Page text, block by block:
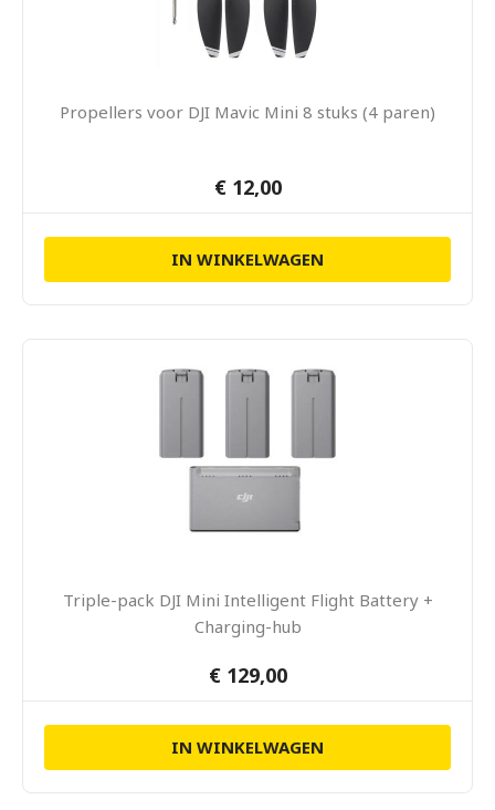
Propellers voor DJI Mavic Mini 8 stuks (4 paren)
€ 12,00
IN WINKELWAGEN
Triple-pack DJI Mini Intelligent Flight Battery +
Charging-hub
€ 129,00
IN WINKELWAGEN